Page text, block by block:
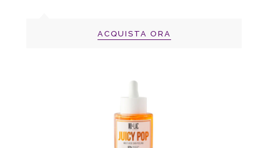
ACQUISTA ORA